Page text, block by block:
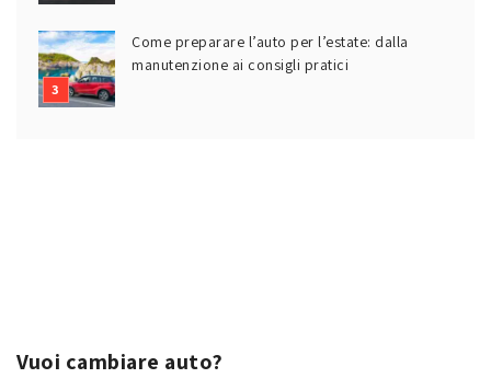
Come preparare l’auto per l’estate: dalla
manutenzione ai consigli pratici
Vuoi cambiare auto?